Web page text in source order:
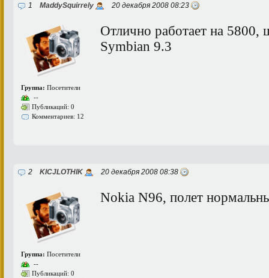
1 MaddySquirrely 20 декабря 2008 08:23
Группа: Посетители
--
Публикаций: 0
Комментариев: 12
Отлично работает на 5800,
Symbian 9.3
2 KICJLOTHIK 20 декабря 2008 08:38
Группа: Посетители
--
Публикаций: 0
Nokia N96, полет